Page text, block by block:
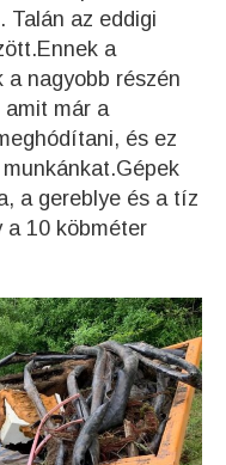
Talán az eddigi
a
nagyobb részén
már a
és ez
a gereblye és a tíz
a 10 köbméter